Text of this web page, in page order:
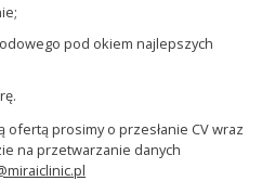
pod okiem najlepszych
prosimy o przesłanie CV wraz
na przetwarzanie danych